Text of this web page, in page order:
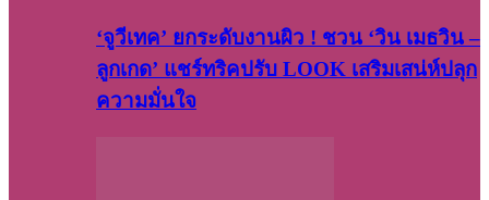
‘จูวีเทค’ ยกระดับงานผิว ! ชวน ‘วิน เมธวิน –
ลูกเกด’ แชร์ทริคปรับ LOOK เสริมเสน่ห์ปลุก
ความมั่นใจ